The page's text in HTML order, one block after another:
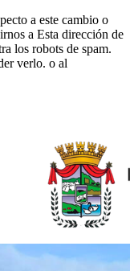
a este cambio o
a Esta dirección de
los robots de spam.
verlo. o al